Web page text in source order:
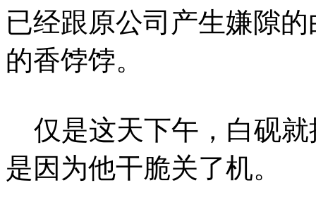
已经跟原公司产生嫌隙
的香饽饽。
仅是这天下午，白砚就
是因为他干脆关了机。